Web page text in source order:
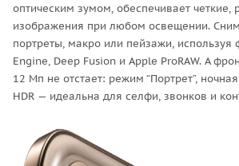
оптическим зумом, обеспечивает четкие,
изображения при любом освещении.
портреты, макро или пейзажи, используя
Engine, Deep Fusion и Apple ProRAW. А
12 Мп не отстает: режим “Портрет”,
HDR — идеальна для селфи, звонков и